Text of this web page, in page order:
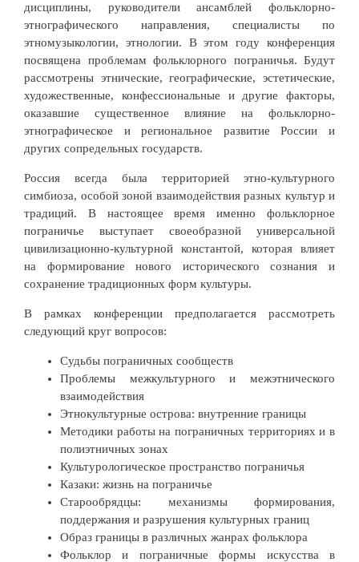
дисциплины, руководители ансамблей фольклорно-
этнографического направления, специалисты по
этномузыкологии, этнологии. В этом году конференция
посвящена проблемам фольклорного пограничья. Будут
рассмотрены этнические, географические, эстетические,
художественные, конфессиональные и другие факторы,
оказавшие существенное влияние на фольклорно-
этнографическое и региональное развитие России и
других сопредельных государств.
Россия всегда была территорией этно-культурного
симбиоза, особой зоной взаимодействия разных культур и
традиций. В настоящее время именно фольклорное
пограничье выступает своеобразной универсальной
цивилизационно-культурной константой, которая влияет
на формирование нового исторического сознания и
сохранение традиционных форм культуры.
В рамках конференции предполагается рассмотреть
следующий круг вопросов:
Судьбы пограничных сообществ
Проблемы межкультурного и межэтнического
взаимодействия
Этнокультурные острова: внутренние границы
Методики работы на пограничных территориях и в
полиэтничных зонах
Культурологическое пространство пограничья
Казаки: жизнь на пограничье
Старообрядцы: механизмы формирования,
поддержания и разрушения культурных границ
Образ границы в различных жанрах фольклора
Фольклор и пограничные формы искусства в